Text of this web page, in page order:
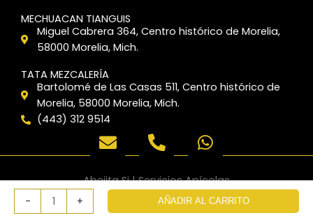
MECHUACAN TIANGUIS
Miguel Cabrera 364, Centro histórico de Morelia,
58000 Morelia, Mich.
TATA MEZCALERÍA
Bartolomé de Las Casas 511, Centro histórico de
Morelia, 58000 Morelia, Mich.
(443) 312 9514
Abejita Si | Servicios Apícolas
Sitio Creado por MARC Consultores Web ® 2026
E
n
e
h
n
e
W
h
t
s
-
Chicuahue
+ AÑADIR AL CARRITO